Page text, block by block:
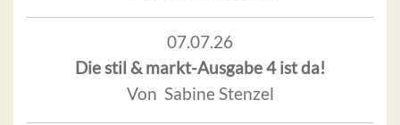
07.07.26
Die stil & markt-Ausgabe 4 ist da!
Von Sabine Stenzel